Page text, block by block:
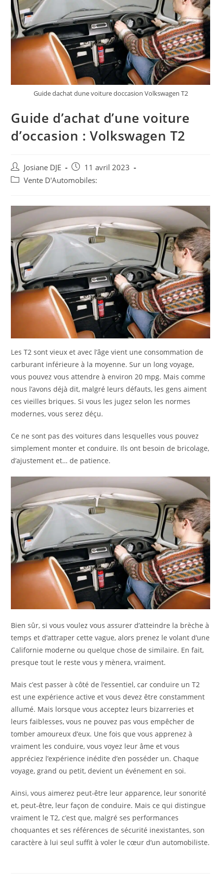
Guide dachat dune voiture doccasion Volkswagen T2
Guide d’achat d’une voiture
d’occasion : Volkswagen T2
Auteur/autrice
de
Josiane DJE
Post
published:
11 avril 2023
PostVente D'Automobiles:
Les T2 sont vieux et avec l’âge vient une consommation de
carburant inférieure à la moyenne. Sur un long voyage,
vous pouvez vous attendre à environ 20 mpg. Mais comme
nous l’avons déjà dit, malgré leurs défauts, les gens aiment
ces vieilles briques. Si vous les jugez selon les normes
modernes, vous serez déçu.
Ce ne sont pas des voitures dans lesquelles vous pouvez
simplement monter et conduire. Ils ont besoin de bricolage,
d’ajustement et… de patience.
Bien sûr, si vous voulez vous assurer d’atteindre la brèche à
temps et d’attraper cette vague, alors prenez le volant d’une
Californie moderne ou quelque chose de similaire. En fait,
presque tout le reste vous y mènera, vraiment.
Mais c’est passer à côté de l’essentiel, car conduire un T2
est une expérience active et vous devez être constamment
allumé. Mais lorsque vous acceptez leurs bizarreries et
leurs faiblesses, vous ne pouvez pas vous empêcher de
tomber amoureux d’eux. Une fois que vous apprenez à
vraiment les conduire, vous voyez leur âme et vous
appréciez l’expérience inédite d’en posséder un. Chaque
voyage, grand ou petit, devient un événement en soi.
Ainsi, vous aimerez peut-être leur apparence, leur sonorité
et, peut-être, leur façon de conduire. Mais ce qui distingue
vraiment le T2, c’est que, malgré ses performances
choquantes et ses références de sécurité inexistantes, son
caractère à lui seul suffit à voler le cœur d’un automobiliste.